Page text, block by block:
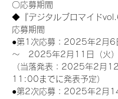
〇応募期間
◆『デジタルブロマイド
応募期間
●第1次応募：2025年2月
～　2025年2月11日（火
（当落発表：2025年2月12
11:00までに発表予定）
●第2次応募：2025年2月14